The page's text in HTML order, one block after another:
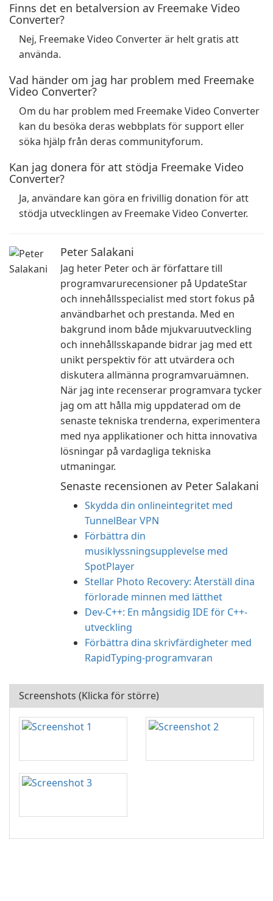
Finns det en betalversion av Freemake Video
Converter?
Nej, Freemake Video Converter är helt gratis att
använda.
Vad händer om jag har problem med Freemake
Video Converter?
Om du har problem med Freemake Video Converter
kan du besöka deras webbplats för support eller
söka hjälp från deras communityforum.
Kan jag donera för att stödja Freemake Video
Converter?
Ja, användare kan göra en frivillig donation för att
stödja utvecklingen av Freemake Video Converter.
Peter Salakani
Jag heter Peter och är författare till
programvarurecensioner på UpdateStar
och innehållsspecialist med stort fokus på
användbarhet och prestanda. Med en
bakgrund inom både mjukvaruutveckling
och innehållsskapande bidrar jag med ett
unikt perspektiv för att utvärdera och
diskutera allmänna programvaruämnen.
När jag inte recenserar programvara tycker
jag om att hålla mig uppdaterad om de
senaste tekniska trenderna, experimentera
med nya applikationer och hitta innovativa
lösningar på vardagliga tekniska
utmaningar.
Senaste recensionen av Peter Salakani
Skydda din onlineintegritet med
TunnelBear VPN
Förbättra din
musiklyssningsupplevelse med
SpotPlayer
Stellar Photo Recovery: Återställ dina
förlorade minnen med lätthet
Dev-C++: En mångsidig IDE för C++-
utveckling
Förbättra dina skrivfärdigheter med
RapidTyping-programvaran
Screenshots (Klicka för större)